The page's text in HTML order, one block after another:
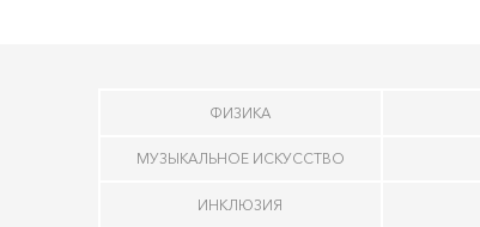
ФИЗИКА
МУЗЫКАЛЬНОЕ ИСКУССТВО
ИНКЛЮЗИЯ